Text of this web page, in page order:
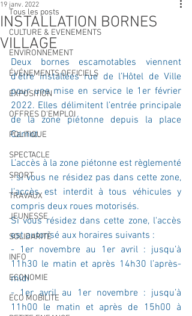
Tous les posts
CULTURE & EVENEMENTS
ENVIRONNEMENT
ÉVÉNEMENTS OFFICIELS
EXPOSITION
OFFRES D'EMPLOI
POLITIQUE
SPECTACLE
SPORT
TRAVAUX
JEUNESSE
SOLIDARITÉ
INFO
ECONOMIE
ECO MOBILITE
INSTALLATION BORNES
VILLAGE
19 janv. 2022
Deux bornes escamotables viennent
d’être installées rue de l’Hôtel de Ville
pour une mise en service le 1er février
2022. Elles délimitent l’entrée principale
de la zone piétonne depuis la place
Carnot.
L’accès à la zone piétonne est règlementé
: si vous ne résidez pas dans cette zone,
l’accès est interdit à tous véhicules y
compris deux roues motorisés.
Si vous résidez dans cette zone, l'accès
est autorisé aux horaires suivants :
- 1er novembre au 1er avril : jusqu’à
11h30 le matin et après 14h30 l’après-
midi
- 1er avril au 1er novembre : jusqu’à
11h00 le matin et après de 15h00 à